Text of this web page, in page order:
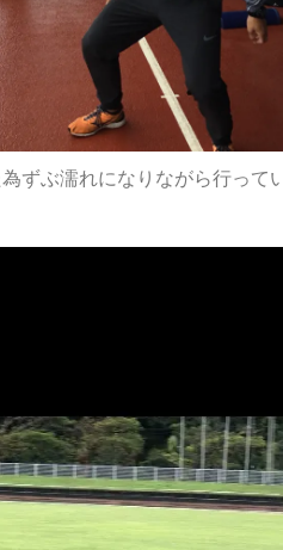
ずぶ濡れになりながら行って